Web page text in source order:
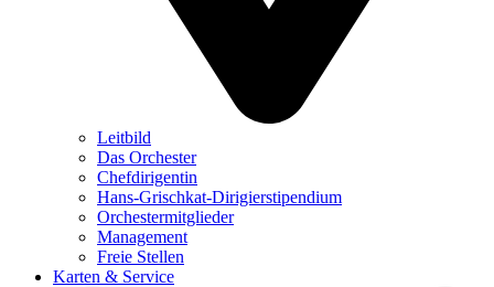
Leitbild
Das Orchester
Chefdirigentin
Hans-Grischkat-Dirigierstipendium
Orchestermitglieder
Management
Freie Stellen
Karten & Service